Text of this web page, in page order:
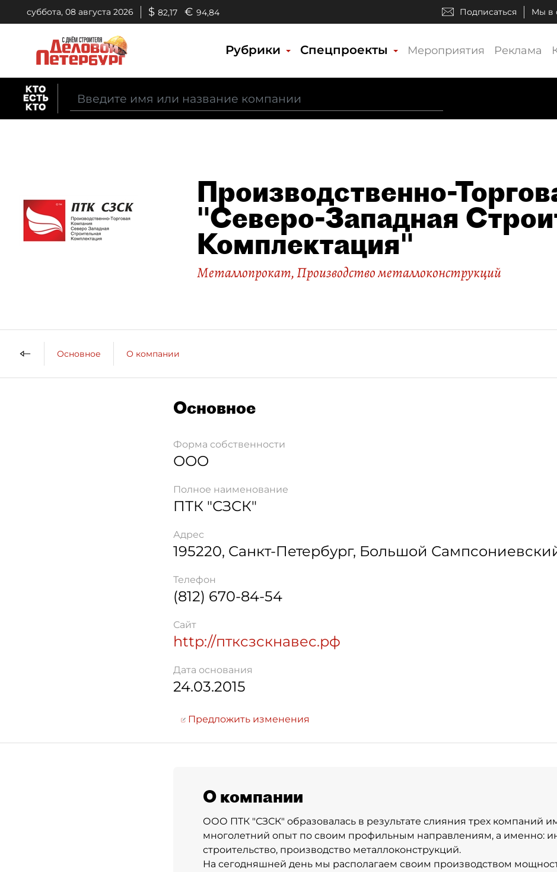
суббота, 08 августа 2026 $ 82,17 € 94,84 Подписаться Мы в
Рубрики Спецпроекты Мероприятия Реклама
Производственно-
"Северо-Западная
Комплектация"
Металлопрокат,Производство металлоконструкций
Основное О компании
Основное
Форма собственности
ООО
Полное наименование
ПТК "СЗСК"
Адрес
195220, Санкт-Петербург, Большой
Телефон
(812) 670-84-54
Сайт
http://птксзскнавес.рф
Дата основания
24.03.2015
Предложить изменения
О компании
ООО ПТК "СЗСК" образовалась в результате слияния трех компаний
многолетний опыт по своим профильным направлениям, а именно:
строительство, производство металлоконструкций.
На сегодняшней день мы располагаем своим производством